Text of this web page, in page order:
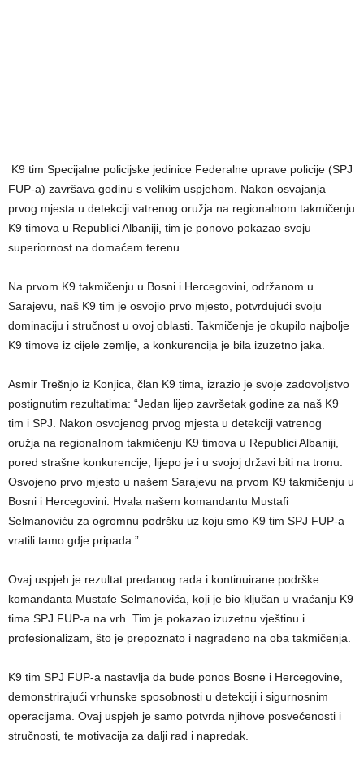
K9 tim Specijalne policijske jedinice Federalne uprave policije (SPJ
FUP-a) završava godinu s velikim uspjehom. Nakon osvajanja
prvog mjesta u detekciji vatrenog oružja na regionalnom takmičenju
K9 timova u Republici Albaniji, tim je ponovo pokazao svoju
superiornost na domaćem terenu.
Na prvom K9 takmičenju u Bosni i Hercegovini, održanom u
Sarajevu, naš K9 tim je osvojio prvo mjesto, potvrđujući svoju
dominaciju i stručnost u ovoj oblasti. Takmičenje je okupilo najbolje
K9 timove iz cijele zemlje, a konkurencija je bila izuzetno jaka.
Asmir Trešnjo iz Konjica, član K9 tima, izrazio je svoje zadovoljstvo
postignutim rezultatima: “Jedan lijep završetak godine za naš K9
tim i SPJ. Nakon osvojenog prvog mjesta u detekciji vatrenog
oružja na regionalnom takmičenju K9 timova u Republici Albaniji,
pored strašne konkurencije, lijepo je i u svojoj državi biti na tronu.
Osvojeno prvo mjesto u našem Sarajevu na prvom K9 takmičenju u
Bosni i Hercegovini. Hvala našem komandantu Mustafi
Selmanoviću za ogromnu podršku uz koju smo K9 tim SPJ FUP-a
vratili tamo gdje pripada.”
Ovaj uspjeh je rezultat predanog rada i kontinuirane podrške
komandanta Mustafe Selmanovića, koji je bio ključan u vraćanju K9
tima SPJ FUP-a na vrh. Tim je pokazao izuzetnu vještinu i
profesionalizam, što je prepoznato i nagrađeno na oba takmičenja.
K9 tim SPJ FUP-a nastavlja da bude ponos Bosne i Hercegovine,
demonstrirajući vrhunske sposobnosti u detekciji i sigurnosnim
operacijama. Ovaj uspjeh je samo potvrda njihove posvećenosti i
stručnosti, te motivacija za dalji rad i napredak.